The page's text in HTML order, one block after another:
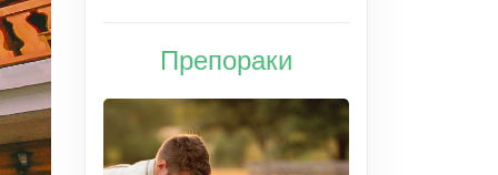
Препораки